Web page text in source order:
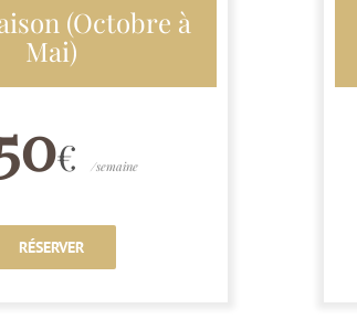
(Octobre à
Mai)
€ /semaine
RÉSERVER